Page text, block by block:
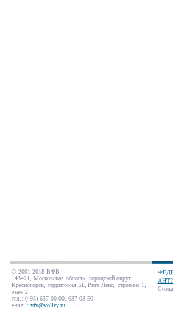
© 2001-2018 ВФВ
143421, Московская область, городской округ
Красногорск, территория БЦ Рига Ленд, строение 1,
этаж 2
тел.: (495) 637-00-00, 637-08-50
e-mail: vfv@volley.ru